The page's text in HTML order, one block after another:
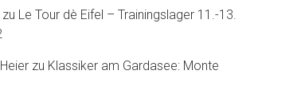
zu Le Tour dè Eifel – Trainingslager 11.-13.
zu Klassiker am Gardasee: Monte